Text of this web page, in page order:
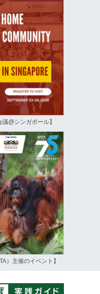
@シンガポール】
）主催のイベント】